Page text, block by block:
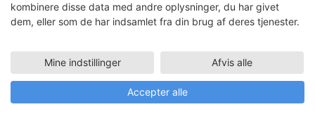
kombinere disse data med andre oplysninger, du har givet
dem, eller som de har indsamlet fra din brug af deres tjenester.
Mine indstillinger Afvis alle
Accepter alle